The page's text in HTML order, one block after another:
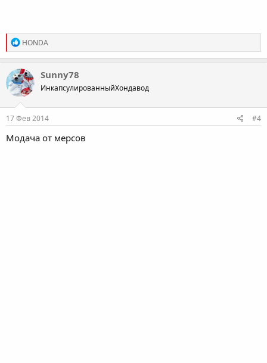
R
e
a
c
t
i
o
n
s
HONDA
Sunny78
ИнкапсулированныйХондавод
17 Фев 2014 #4
Модача от мерсов